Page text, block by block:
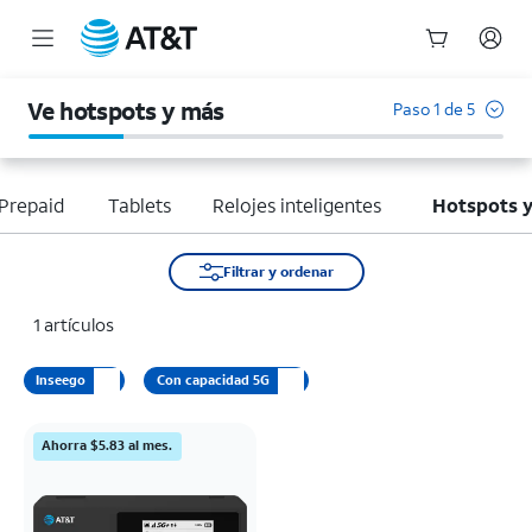
Ve hotspots y más Paso 1 de 5
Tablets Relojes inteligentes Hotspots
Filtrar y ordenar
1 artículos
Inseego Con capacidad 5G
Ahorra $5.83 al mes.